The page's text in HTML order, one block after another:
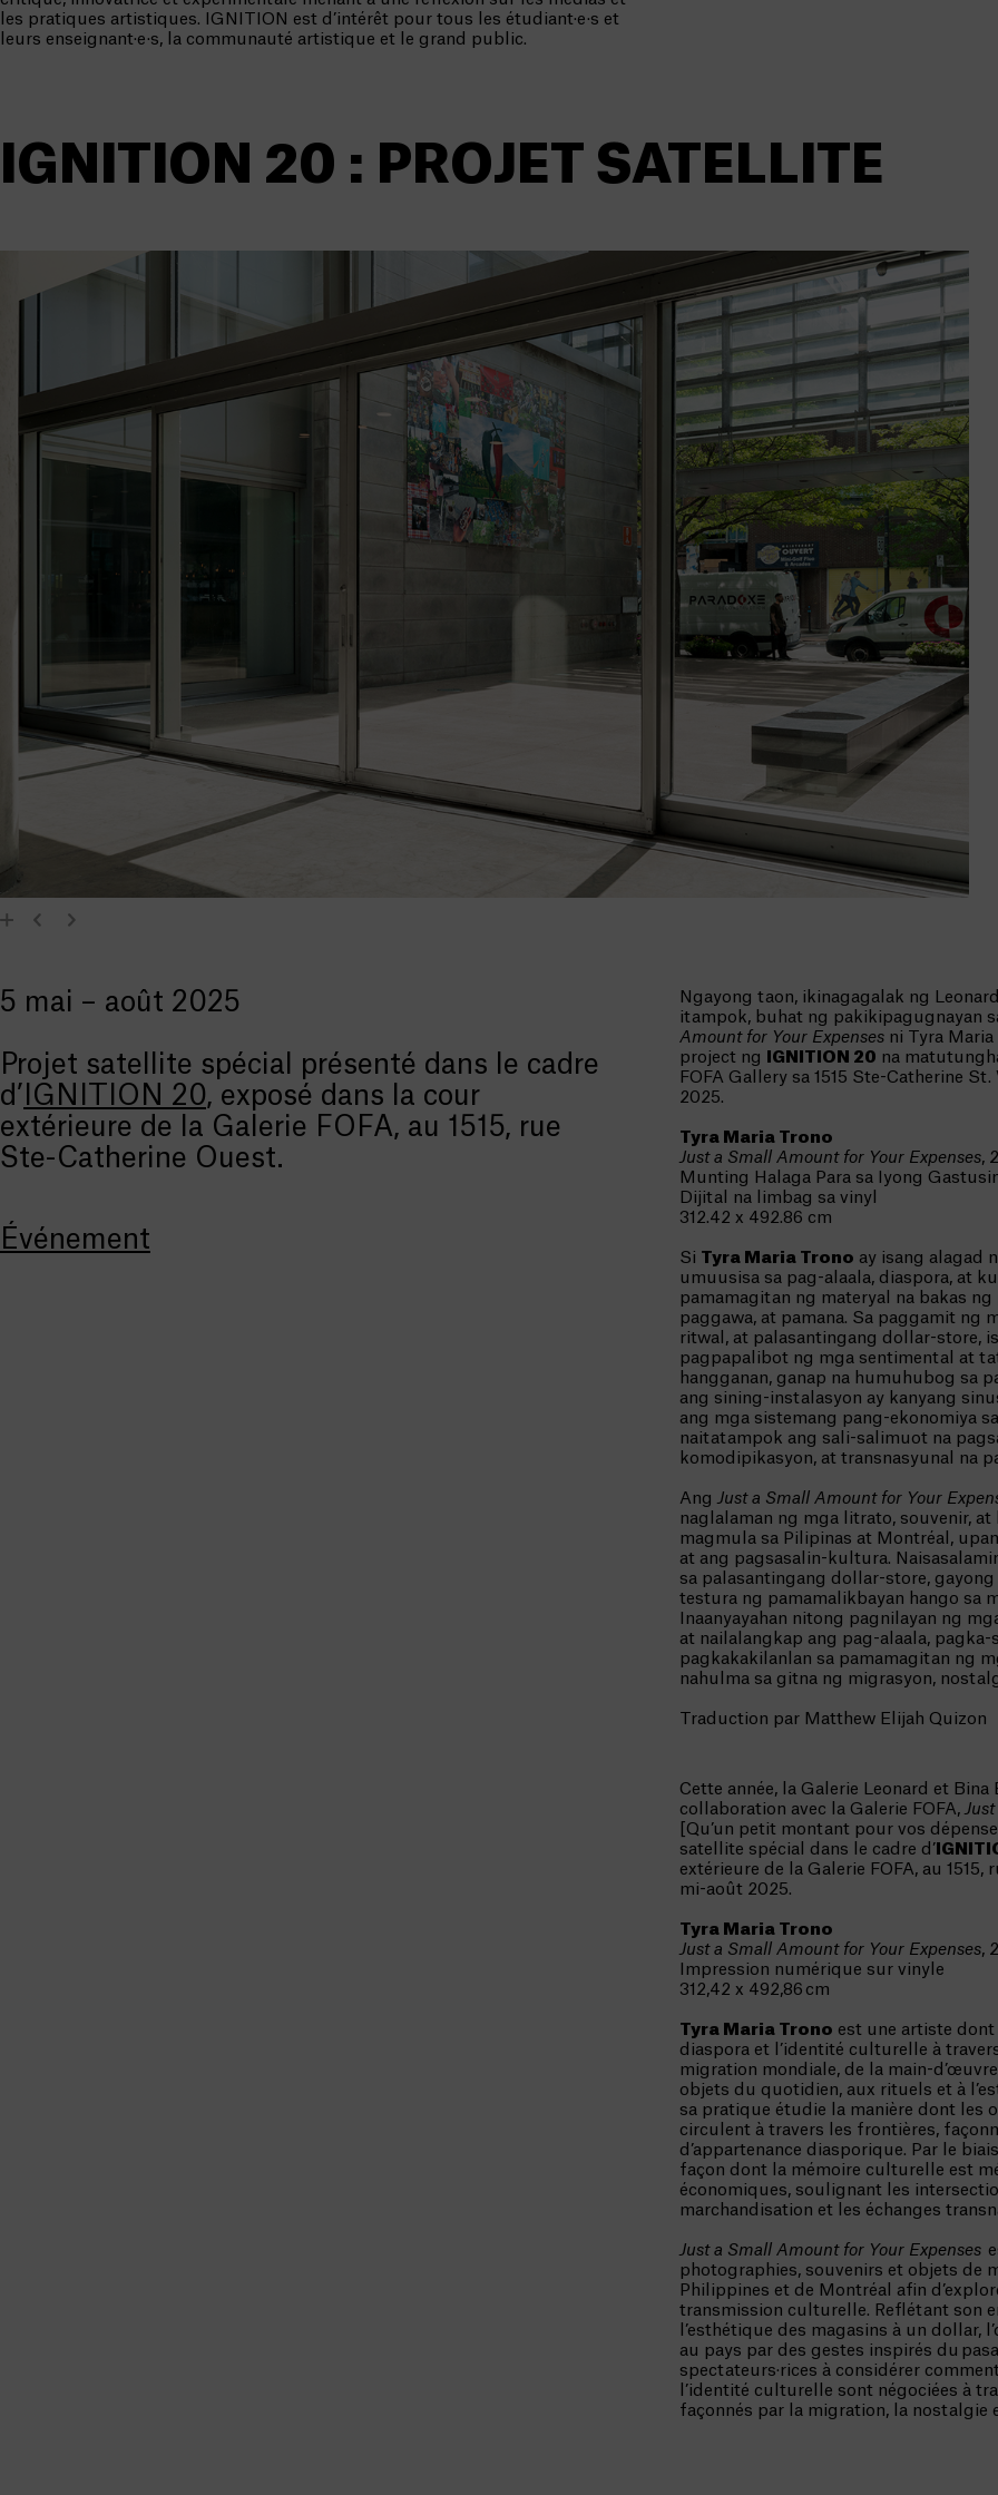
les pratiques artistiques. IGNITION est d’intérêt pour tous les étudiant·e·s et
leurs enseignant·e·s, la communauté artistique et le grand public.
IGNITION 20 : PROJET SATELLITE
5 mai – août 2025
Projet satellite spécial présenté dans le cadre
d’ IGNITION 20, exposé dans la cour
extérieure de la Galerie FOFA, au 1515, rue
Ste-Catherine Ouest.
Événement
Ngayong taon, ikinagagalak ng
itampok, buhat ng pakikipagugnayan
Amount for Your Expenses ni Tyra
project ng
IGNITION 20 na
FOFA Gallery sa 1515 Ste-Catherine
2025.
Tyra Maria Trono
Just a Small Amount for Your Expenses,
Munting Halaga Para sa Iyong
Dijital na limbag sa vinyl
312.42 x 492.86 cm
Si Tyra Maria Trono ay isang alagad
umuusisa sa pag-alaala, diaspora, at
pamamagitan ng materyal na bakas
paggawa, at pamana. Sa paggamit ng
ritwal, at palasantingang dollar-store,
pagpapalibot ng mga sentimental at
hangganan, ganap na humuhubog sa
ang sining-instalasyon ay kanyang
ang mga sistemang pang-ekonomiya
naitatampok ang sali-salimuot na
komodipikasyon, at transnasyunal na
Ang Just a Small Amount for Your
naglalaman ng mga litrato, souvenir,
magmula sa Pilipinas at Montréal,
at ang pagsasalin-kultura.
sa palasantingang dollar-store,
testura ng pamamalikbayan hango sa
Inaanyayahan nitong pagnilayan ng
at nailalangkap ang pag-alaala,
pagkakakilanlan sa pamamagitan ng
nahulma sa gitna ng migrasyon,
Traduction par Matthew Elijah Quizon
Cette année, la Galerie Leonard et
collaboration avec la Galerie FOFA,
[Qu’un petit montant pour vos
satellite spécial dans le cadre d’
extérieure de la Galerie FOFA, au 1515,
mi-août 2025.
Tyra Maria Trono
Just a Small Amount for Your Expenses,
Impression numérique sur vinyle
312,42 x 492,86 cm
Tyra Maria Trono est une artiste
diaspora et l’identité culturelle à
migration mondiale, de la main-
objets du quotidien, aux rituels et à
sa pratique étudie la manière dont les
circulent à travers les frontières,
d’appartenance diasporique. Par le
façon dont la mémoire culturelle est
économiques, soulignant les
marchandisation et les échanges
Just a Small Amount for Your Expenses
photographies, souvenirs et objets de
Philippines et de Montréal afin
transmission culturelle. Reflétant son
l’esthétique des magasins à un
au pays par des gestes inspirés du
spectateurs·rices à considérer
l’identité culturelle sont négociées à
façonnés par la migration, la nostalgie